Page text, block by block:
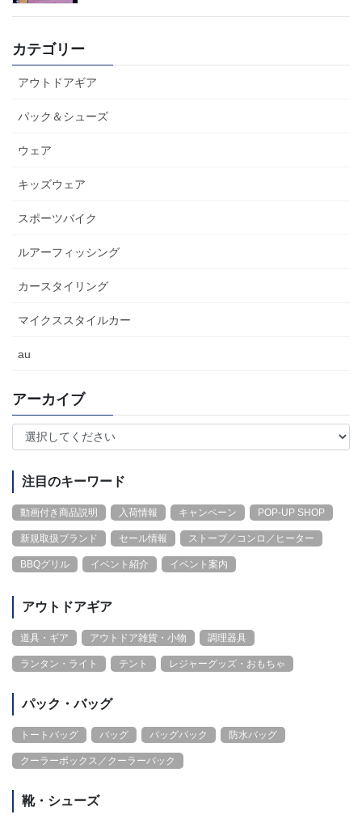
カテゴリー
アウトドアギア
パック＆シューズ
ウェア
キッズウェア
スポーツバイク
ルアーフィッシング
カースタイリング
マイクススタイルカー
au
アーカイブ
注目のキーワード
動画付き商品説明 入荷情報 キャンペーン POP-UP SHOP
新規取扱ブランド セール情報 ストーブ／コンロ／ヒーター
BBQグリル イベント紹介 イベント案内
アウトドアギア
道具・ギア アウトドア雑貨・小物 調理器具
ランタン・ライト テント レジャーグッズ・おもちゃ
パック・バッグ
トートバッグ バッグ バッグパック 防水バッグ
クーラーボックス／クーラーバック
靴・シューズ